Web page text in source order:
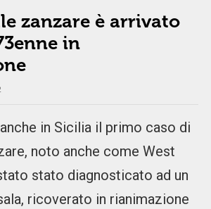
zanzare è arrivato
in
in Sicilia il primo caso di
noto anche come West
stato diagnosticato ad un
ricoverato in rianimazione